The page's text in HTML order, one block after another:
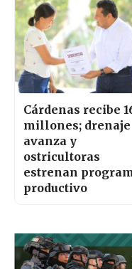
Cárdenas recibe
millones; drenaje
avanza y
ostricultoras
estrenan
productivo